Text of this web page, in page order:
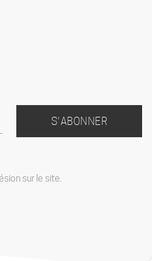
S'ABONNER
sur le site.